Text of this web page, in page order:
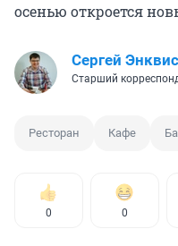
осенью откроется
Сергей
Старший
Ресторан Кафе
0 0